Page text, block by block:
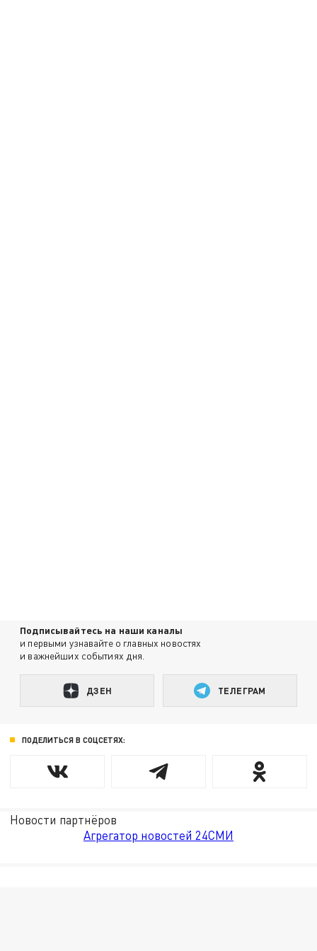
Подписывайтесь на наши каналы
и первыми узнавайте о главных новостях
и важнейших событиях дня.
ДЗЕН ТЕЛЕГРАМ
ПОДЕЛИТЬСЯ В СОЦСЕТЯХ:
Новости партнёров
Агрегатор новостей 24СМИ